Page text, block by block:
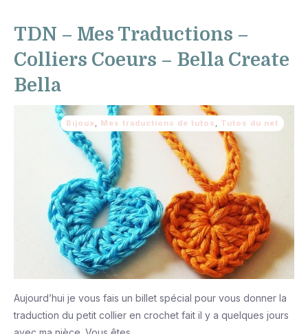
TDN – Mes Traductions –
Colliers Coeurs – Bella Create
Bella
Bijoux Mes traductions de tutos Tutos du net
Aujourd’hui je vous fais un billet spécial pour vous donner la
traduction du petit collier en crochet fait il y a quelques jours